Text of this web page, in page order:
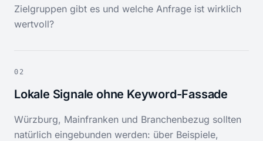
Zielgruppen gibt es und welche Anfrage ist wirklich
wertvoll?
02
Lokale Signale ohne Keyword-Fassade
Würzburg, Mainfranken und Branchenbezug sollten
natürlich eingebunden werden: über Beispiele,